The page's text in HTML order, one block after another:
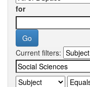
for
Current filters: